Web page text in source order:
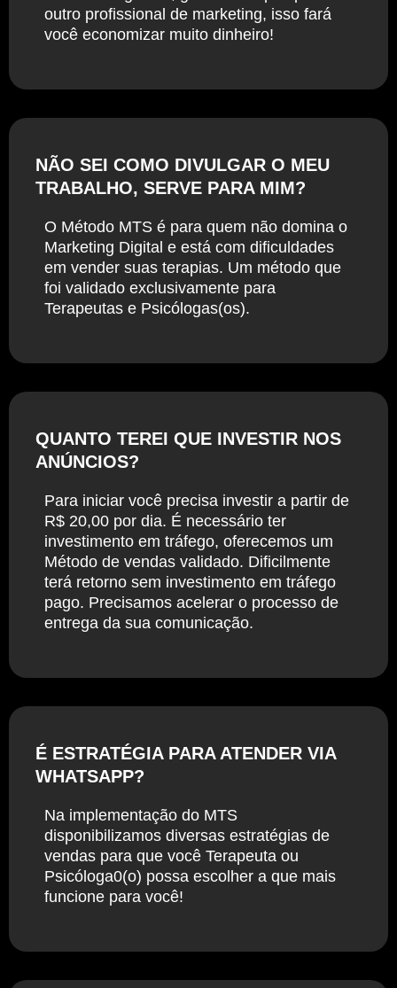
outro profissional de marketing, isso fará
você economizar muito dinheiro!
NÃO SEI COMO DIVULGAR O MEU
TRABALHO, SERVE PARA MIM?
O Método MTS é para quem não domina o
Marketing Digital e está com dificuldades
em vender suas terapias. Um método que
foi validado exclusivamente para
Terapeutas e Psicólogas(os).
QUANTO TEREI QUE INVESTIR NOS
ANÚNCIOS?
Para iniciar você precisa investir a partir de
R$ 20,00 por dia. É necessário ter
investimento em tráfego, oferecemos um
Método de vendas validado. Dificilmente
terá retorno sem investimento em tráfego
pago. Precisamos acelerar o processo de
entrega da sua comunicação.
É ESTRATÉGIA PARA ATENDER VIA
WHATSAPP?
Na implementação do MTS
disponibilizamos diversas estratégias de
vendas para que você Terapeuta ou
Psicóloga0(o) possa escolher a que mais
funcione para você!